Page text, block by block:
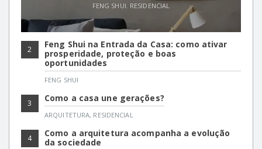
FENG SHUI, RESIDENCIAL
2
Feng Shui na Entrada da Casa: como ativar
prosperidade, proteção e boas
oportunidades
FENG SHUI
3 Como a casa une gerações?
ARQUITETURA, RESIDENCIAL
4
Como a arquitetura acompanha a evolução
da sociedade